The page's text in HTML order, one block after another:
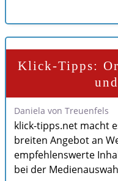
Klick-Tipps:
Daniela von Treuenfels
klick-tipps.net macht
breiten Angebot an
empfehlenswerte
bei der